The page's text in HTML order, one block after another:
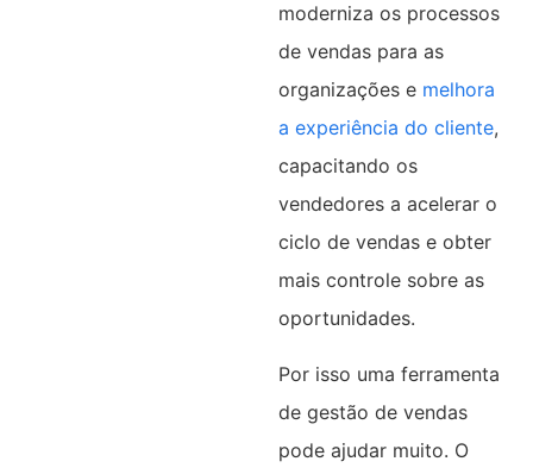
moderniza os processos
de vendas para as
organizações e melhora
a experiência do cliente,
capacitando os
vendedores a acelerar o
ciclo de vendas e obter
mais controle sobre as
oportunidades.
Por isso uma ferramenta
de gestão de vendas
pode ajudar muito. O